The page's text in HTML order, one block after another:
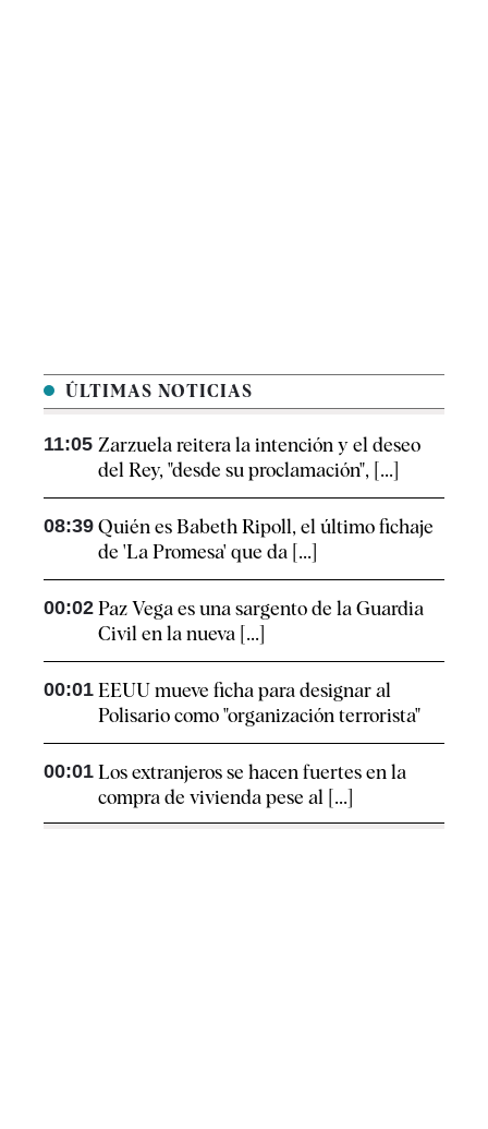
ÚLTIMAS NOTICIAS
11:05 Zarzuela reitera la intención y el deseo
del Rey, "desde su proclamación", [...]
08:39 Quién es Babeth Ripoll, el último fichaje
de 'La Promesa' que da [...]
00:02 Paz Vega es una sargento de la Guardia
Civil en la nueva [...]
00:01 EEUU mueve ficha para designar al
Polisario como "organización terrorista"
00:01 Los extranjeros se hacen fuertes en la
compra de vivienda pese al [...]